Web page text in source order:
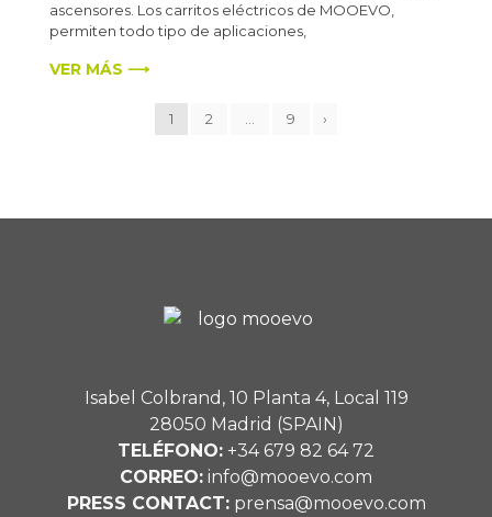
ascensores. Los carritos eléctricos de MOOEVO,
permiten todo tipo de aplicaciones,
VER MÁS ⟶
1 2 9 ›
Isabel Colbrand, 10 Planta 4, Local 119
28050 Madrid (SPAIN)
TELÉFONO: +34 679 82 64 72
CORREO: info@mooevo.com
PRESS CONTACT:prensa@mooevo.com